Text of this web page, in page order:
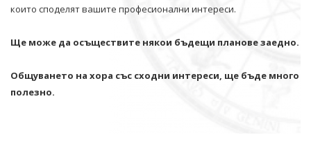
които споделят вашите професионални интереси.
Ще може да осъществите някои бъдещи планове заедно.
Общуването на хора със сходни интереси, ще бъде много
полезно.